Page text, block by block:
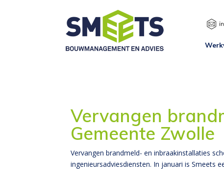
Vervangen
Gemeente Zwolle
Vervangen brandmeld- en inbraakinstallaties
ingenieursadviesdiensten. In januari is Smeets